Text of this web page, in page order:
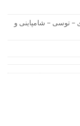
– توسی – شامپاینی و